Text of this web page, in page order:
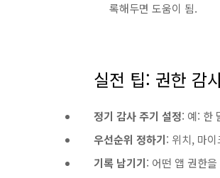
록해두면 도움이 됨.
실전 팁: 권한 감
정기 감사 주기 설정: 예: 한
우선순위 정하기: 위치, 마
기록 남기기: 어떤 앱 권한